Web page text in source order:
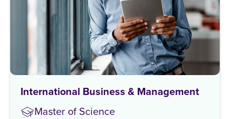
International Business & Management
Master of Science